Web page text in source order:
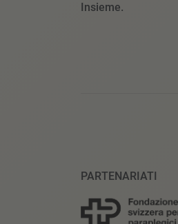
Insieme.
PARTENARIATI